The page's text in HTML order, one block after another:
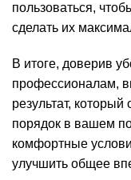
пользоваться,
сделать их
В итоге, доверив
профессионалам,
результат,
порядок в вашем
комфортные
улучшить общее